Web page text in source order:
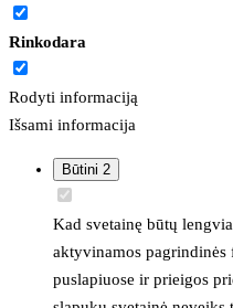
Rinkodara
Rodyti informaciją
Išsami informacija
Būtini 2
Kad svetainę būtų
aktyvinamos
puslapiuose ir prieigos